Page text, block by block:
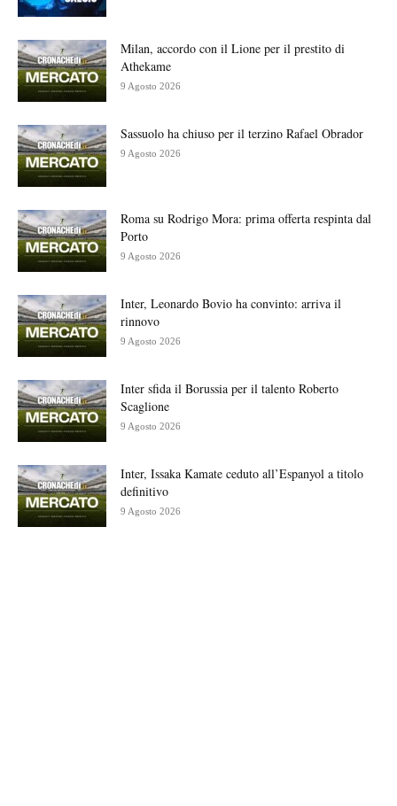
Milan, accordo con il Lione per il prestito di
Athekame
9 Agosto 2026
Sassuolo ha chiuso per il terzino Rafael Obrador
9 Agosto 2026
Roma su Rodrigo Mora: prima offerta respinta dal
Porto
9 Agosto 2026
Inter, Leonardo Bovio ha convinto: arriva il
rinnovo
9 Agosto 2026
Inter sfida il Borussia per il talento Roberto
Scaglione
9 Agosto 2026
Inter, Issaka Kamate ceduto all’Espanyol a titolo
definitivo
9 Agosto 2026